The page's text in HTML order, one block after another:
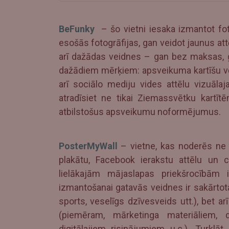
BeFunky
– šo vietni iesaka izmantot
esošās fotogrāfijas, gan veidot jaunus
arī dažādas veidnes – gan bez maksas,
dažādiem mērķiem: apsveikuma kartīšu
arī sociālo mediju vides attēlu
atradīsiet ne tikai Ziemassvētku
atbilstošus apsveikumu noformējumus.
PosterMyWall
– vietne, kas noderēs
plakātu, Facebook ierakstu attēlu un
lielākajām mājaslapas
izmantošanai gatavās veidnes ir
sports, veselīgs dzīvesveids utt.), bet
(piemēram, mārketinga materiāliem,